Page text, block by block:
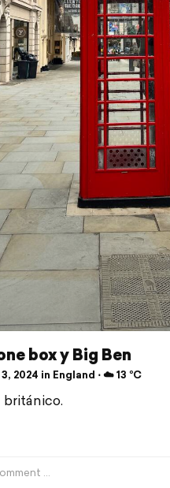
box y Big Ben
2024 in England ⋅ ☁️ 13 °C